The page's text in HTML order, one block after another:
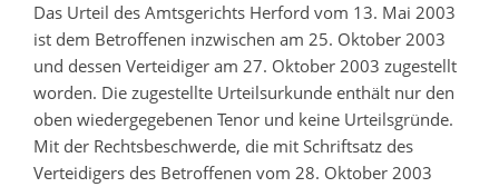
Das Urteil des Amtsgerichts Herford vom 13. Mai 2003
ist dem Betroffenen inzwischen am 25. Oktober 2003
und dessen Verteidiger am 27. Oktober 2003 zugestellt
worden. Die zugestellte Urteilsurkunde enthält nur den
oben wiedergegebenen Tenor und keine Urteilsgründe.
Mit der Rechtsbeschwerde, die mit Schriftsatz des
Verteidigers des Betroffenen vom 28. Oktober 2003